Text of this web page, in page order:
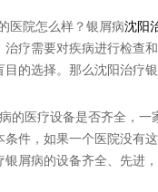
院怎么样？银屑病沈阳
疗需要对疾病进行检查
的选择。那么沈阳治疗
医疗设备是否齐全，一
件，如果一个医院没有
屑病的设备齐全、先进